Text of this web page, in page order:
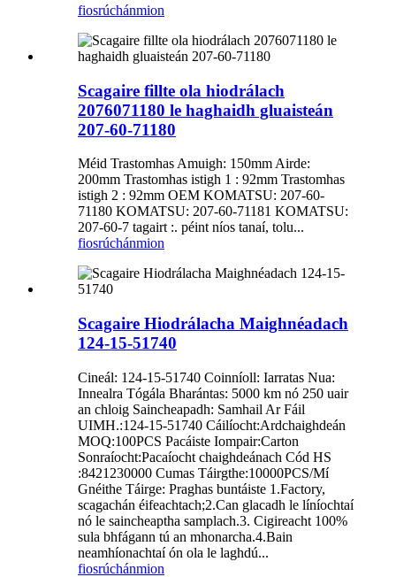
fiosrúchánmion
Scagaire fillte ola hiodrálach
2076071180 le haghaidh gluaisteán
207-60-71180
Méid Trastomhas Amuigh: 150mm Airde:
200mm Trastomhas istigh 1 : 92mm Trastomhas
istigh 2 : 92mm OEM KOMATSU: 207-60-
71180 KOMATSU: 207-60-71181 KOMATSU:
207-60-7 tagairt :. péint níos tanaí, tolu...
fiosrúchánmion
Scagaire Hiodrálacha Maighnéadach
124-15-51740
Cineál: 124-15-51740 Coinníoll: Iarratas Nua:
Innealra Tógála Bharántas: 5000 km nó 250 uair
an chloig Saincheapadh: Samhail Ar Fáil
UIMH.:124-15-51740 Cáilíocht:Ardchaighdeán
MOQ:100PCS Pacáiste Iompair:Carton
Sonraíocht:Pacaíocht chaighdeánach Cód HS
:8421230000 Cumas Táirgthe:10000PCS/Mí
Gnéithe Táirge: Praghas buntáiste 1.Factory,
scagachán éifeachtach;2.Can glacadh le líníochtaí
nó le saincheaptha samplach.3. Cigireacht 100%
sula bhfágann tú an mhonarcha.4.Bain
neamhíonachtaí ón ola le laghdú...
fiosrúchánmion